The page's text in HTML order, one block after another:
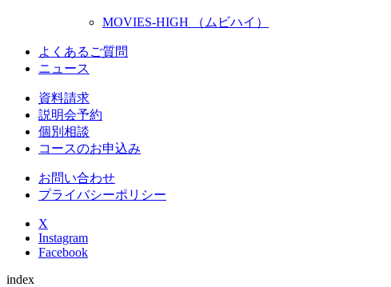
MOVIES-HIGH （ムビハイ）
よくあるご質問
ニュース
資料請求
説明会予約
個別相談
コースのお申込み
お問い合わせ
プライバシーポリシー
X
Instagram
Facebook
index